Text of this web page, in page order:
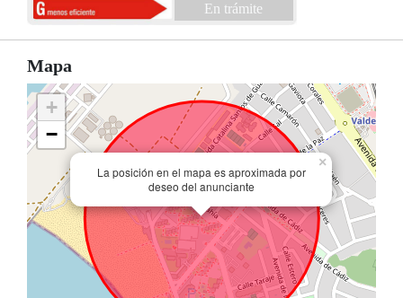
En trámite
Mapa
La posición en el mapa es aproximada por
deseo del anunciante
×
+
−